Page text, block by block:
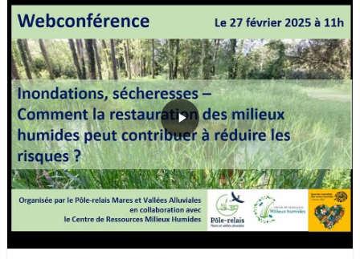
terrestres.